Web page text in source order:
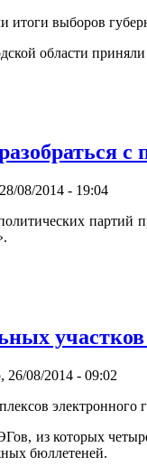
итоги выборов
области
08/2014 - 19:04
партий
08/2014 - 09:02
из которых
бюллетеней.